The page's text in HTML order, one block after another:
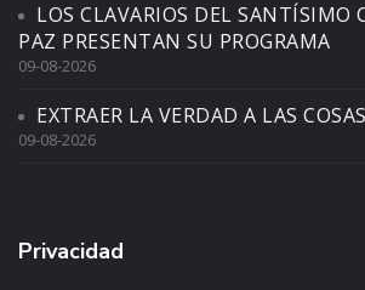
LOS CLAVARIOS DEL SANTÍSIMO
PAZ PRESENTAN SU PROGRAMA
09-08-2026
EXTRAER LA VERDAD A LAS
09-08-2026
Privacidad